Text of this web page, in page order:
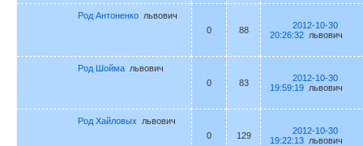
Род Антоненко львович
0
88
2012-10-30
20:26:32 львович
Род Шойма львович
0
83
2012-10-30
19:59:19 львович
Род Хайловых
львович
0
129
2012-10-30
19:22:13 львович